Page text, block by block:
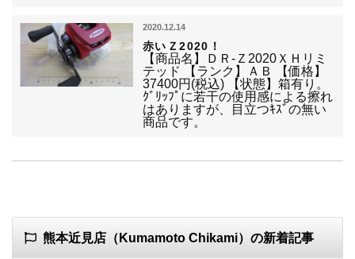
2020.12.14
赤いＺ2020！
【商品名】ＤＲ-Ｚ2020ＸＨリミ
テッド 【ランク】ＡＢ 【価格】
37400円(税込) 【状態】箱有り。
ｸﾞﾘｯﾌﾟに若干の使用感による擦れ
はありますが、目立つｷｽﾞの無い
商品です。
熊本近見店（Kumamoto Chikami）の新着記事